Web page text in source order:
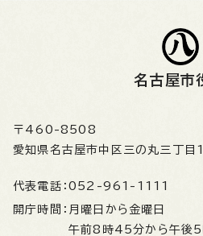
名古屋市
〒460-8508
愛知県名古屋市中区三の丸三丁目
代表電話： 052-961-1111
開庁時間： 月曜日から金曜日
午前8時45分から午後